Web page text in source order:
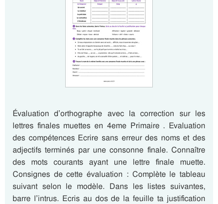
Évaluation d’orthographe avec la correction sur les
lettres finales muettes en 4eme Primaire . Evaluation
des compétences Ecrire sans erreur des noms et des
adjectifs terminés par une consonne finale. Connaître
des mots courants ayant une lettre finale muette.
Consignes de cette évaluation : Complète le tableau
suivant selon le modèle. Dans les listes suivantes,
barre l’intrus. Ecris au dos de la feuille ta justification